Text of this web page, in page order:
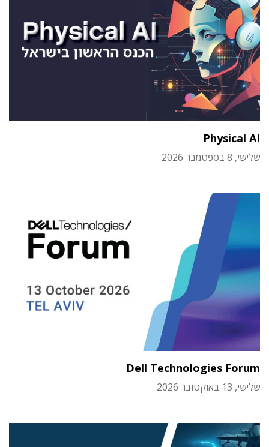
Physical AI
שלישי, 8 בספטמבר 2026
Dell Technologies Forum
שלישי, 13 באוקטובר 2026